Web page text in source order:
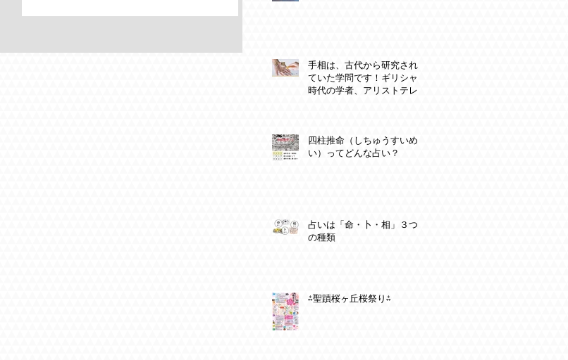
す。 ◆◇◆◇◆◇◆◇◆◇◆◇◆◇◆◇◆...
手相は、古代から研究され
ていた学問です！ギリシャ
時代の学者、アリストテレ
四柱推命（しちゅうすいめ
い）ってどんな占い？
占いは「命・卜・相」３つ
の種類
⁂聖蹟桜ヶ丘桜祭り⁂